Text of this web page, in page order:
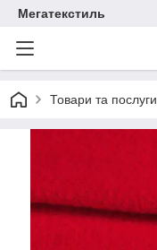
Мегатекстиль
Товари та послуги